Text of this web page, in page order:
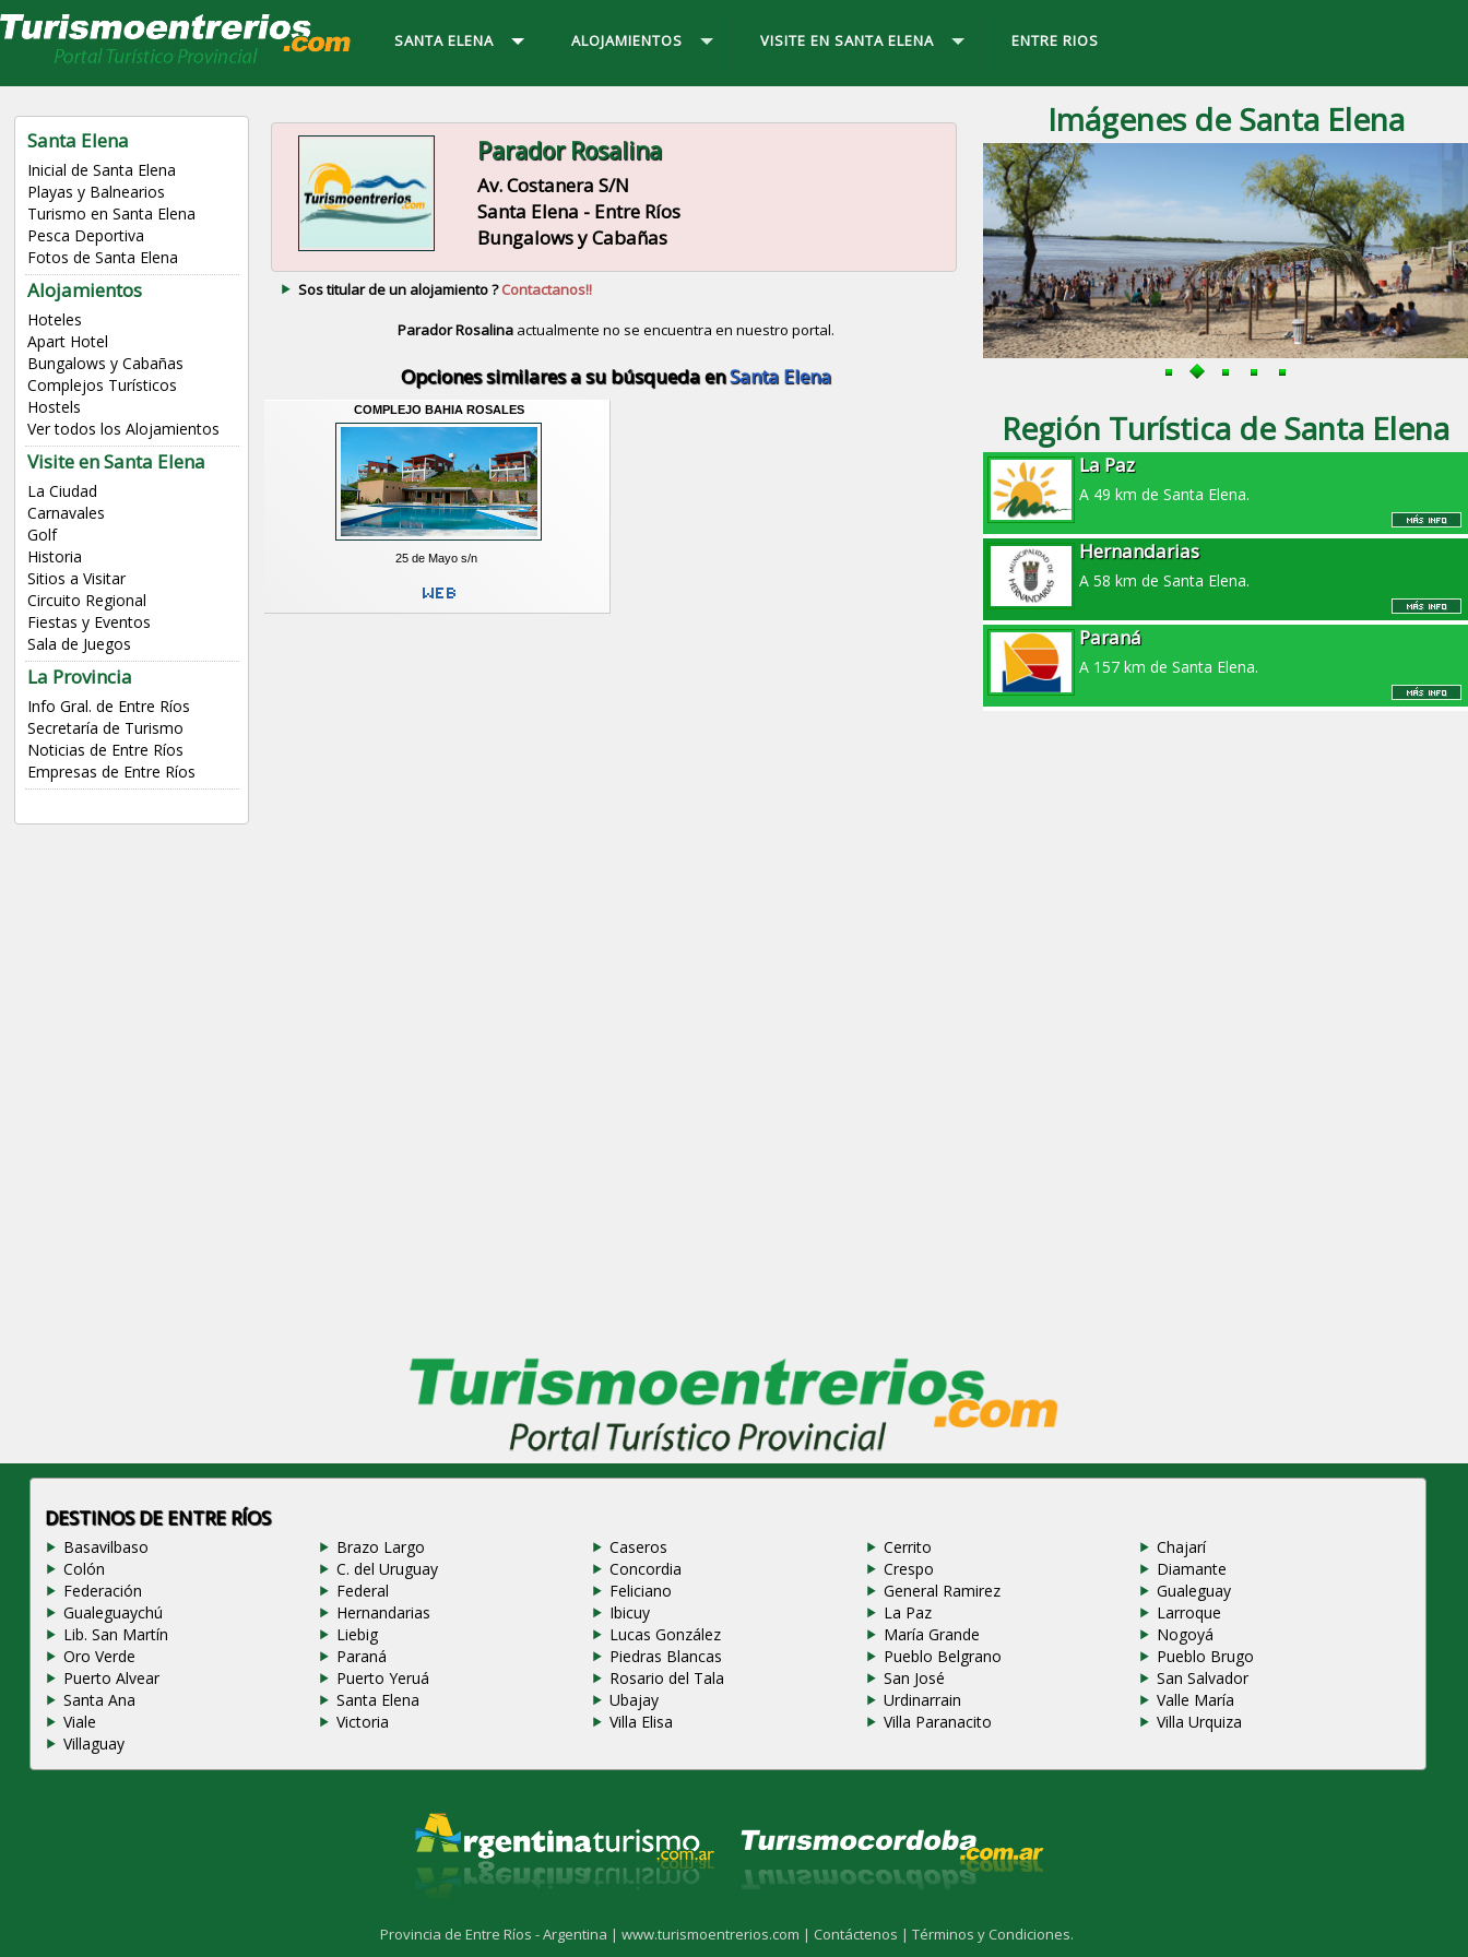
SANTA ELENA ALOJAMIENTOS VISITE EN SANTA ELENA ENTRE RIOS
Santa Elena
Inicial de Santa Elena
Playas y Balnearios
Turismo en Santa Elena
Pesca Deportiva
Fotos de Santa Elena
Alojamientos
Hoteles
Apart Hotel
Bungalows y Cabañas
Complejos Turísticos
Hostels
Ver todos los Alojamientos
Visite en Santa Elena
La Ciudad
Carnavales
Golf
Historia
Sitios a Visitar
Circuito Regional
Fiestas y Eventos
Sala de Juegos
La Provincia
Info Gral. de Entre Ríos
Secretaría de Turismo
Noticias de Entre Ríos
Empresas de Entre Ríos
Parador Rosalina
Av. Costanera S/N
Santa Elena - Entre Ríos
Bungalows y Cabañas
Sos titular de un alojamiento ?Contactanos!!
Parador Rosalina actualmente no se encuentra en nuestro portal.
en la ciudad deSanta Elena, Entre Ríos.
Opciones similares a su búsqueda enSanta Elena
COMPLEJO BAHIA ROSALES
25 de Mayo s/n
Imágenes de Santa Elena
Región Turística de Santa Elena
La Paz
A 49 km de Santa Elena.
Hernandarias
A 58 km de Santa Elena.
Paraná
A 157 km de Santa Elena.
DESTINOS DE ENTRE RÍOS
Basavilbaso Brazo Largo Caseros Cerrito
Chajarí
Colón
C. del Uruguay Concordia Crespo
Diamante
Federación
Federal Feliciano General Ramirez
Gualeguay
Gualeguaychú
Hernandarias Ibicuy La Paz
Larroque
Lib. San Martín
Liebig Lucas González María Grande
Nogoyá
Oro Verde
Paraná Piedras Blancas Pueblo Belgrano
Pueblo Brugo
Puerto Alvear
Puerto Yeruá Rosario del Tala San José
San Salvador
Santa Ana
Santa Elena Ubajay Urdinarrain
Valle María
Viale
Victoria Villa Elisa Villa Paranacito
Villa Urquiza
Villaguay
Provincia de Entre Ríos - Argentina | www.turismoentrerios.com | Contáctenos | Términos y Condiciones.